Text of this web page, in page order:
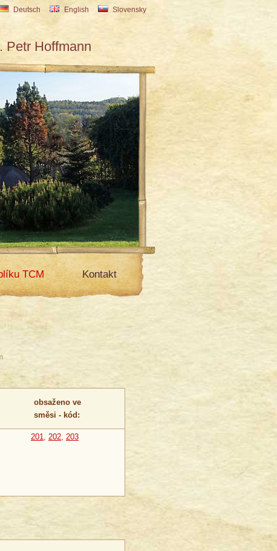
Deutsch English Slovensky
Petr Hoffmann
TCM Kontakt
obsaženo ve
směsi - kód:
201, 202, 203